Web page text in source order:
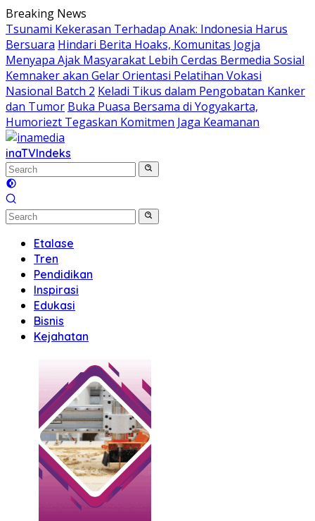
Skip
to
content
Breaking News
Tsunami Kekerasan Terhadap Anak: Indonesia Harus
Bersuara Hindari Berita Hoaks, Komunitas Jogja
Menyapa Ajak Masyarakat Lebih Cerdas Bermedia Sosial
Kemnaker akan Gelar Orientasi Pelatihan Vokasi
Nasional Batch 2 Keladi Tikus dalam Pengobatan Kanker
dan Tumor Buka Puasa Bersama di Yogyakarta,
Humoriezt Tegaskan Komitmen Jaga Keamanan
inaTVIndeks
Etalase
Tren
Pendidikan
Inspirasi
Edukasi
Bisnis
Kejahatan